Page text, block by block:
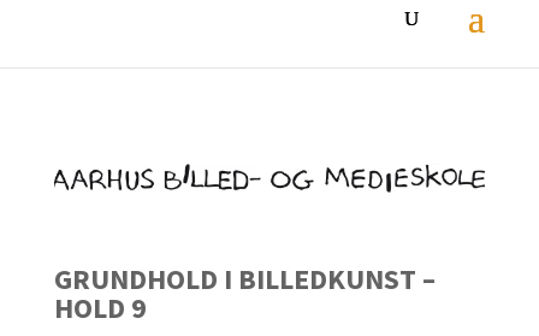
GRUNDHOLD I BILLEDKUNST –
HOLD 9